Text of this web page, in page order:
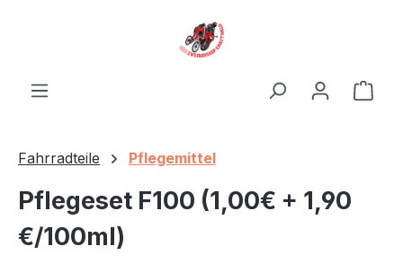
Fahrradteile Pflegemittel
Pflegeset F100 (1,00€ + 1,90
€/100ml)